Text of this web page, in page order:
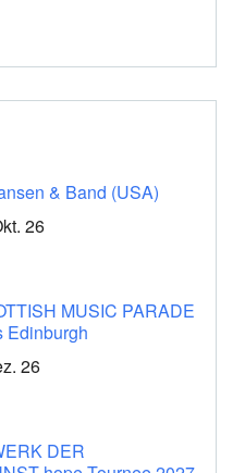
& Band (USA)
26
MUSIC PARADE
Edinburgh
26
DER